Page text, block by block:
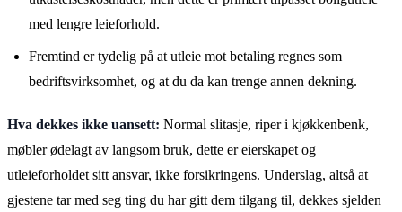
med lengre leieforhold.
Fremtind er tydelig på at utleie mot betaling regnes som
bedriftsvirksomhet, og at du da kan trenge annen dekning.
Hva dekkes ikke uansett: Normal slitasje, riper i kjøkkenbenk,
møbler ødelagt av langsom bruk, dette er eierskapet og
utleieforholdet sitt ansvar, ikke forsikringens. Underslag, altså at
gjestene tar med seg ting du har gitt dem tilgang til, dekkes sjelden